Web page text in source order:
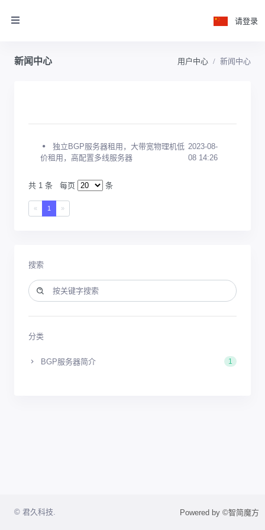
请登录
新闻中心 用户中心 新闻中心
独立BGP服务器租用，大带宽物理机低
价租用，高配置多线服务器
2023-08-
08 14:26
共 1 条 每页 条
« 1 »
搜索
分类
BGP服务器简介 1
© 君久科技. Powered by ©智简魔方